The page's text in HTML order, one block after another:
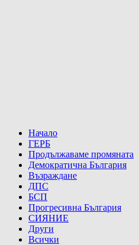
Начало
ГЕРБ
Продължаваме промяната
Демократична България
Възраждане
ДПС
БСП
Прогресивна България
СИЯНИЕ
Други
Всички